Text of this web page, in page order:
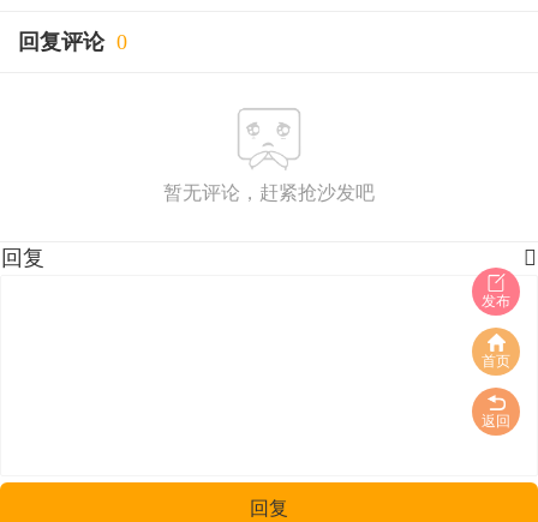
回复评论 0
暂无评论，赶紧抢沙发吧
发布
首页
返回

回复
回复